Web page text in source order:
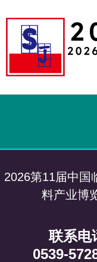
2026第11届中国
料产业博
联系电
0539-